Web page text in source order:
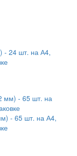
- 24 шт. на А4,
- 65 шт. на А4,